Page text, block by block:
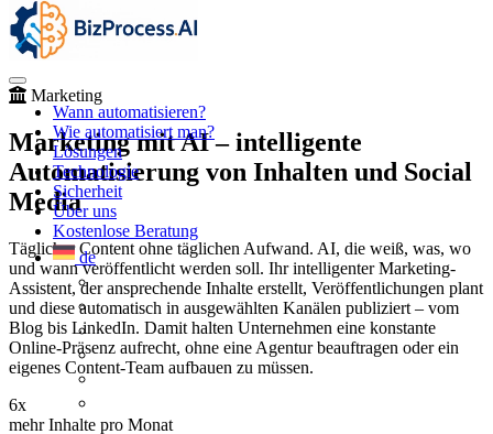
Wann automatisieren?
Wie automatisiert man?
Lösungen
Technologie
Sicherheit
Über uns
Kostenlose Beratung
de
Marketing
Marketing mit AI – intelligente
Automatisierung von Inhalten und Social
Media
Täglicher Content ohne täglichen Aufwand. AI, die weiß, was, wo
und wann veröffentlicht werden soll. Ihr intelligenter Marketing-
Assistent, der ansprechende Inhalte erstellt, Veröffentlichungen plant
und diese automatisch in ausgewählten Kanälen publiziert – vom
Blog bis LinkedIn. Damit halten Unternehmen eine konstante
Online-Präsenz aufrecht, ohne eine Agentur beauftragen oder ein
eigenes Content-Team aufbauen zu müssen.
6x
mehr Inhalte pro Monat